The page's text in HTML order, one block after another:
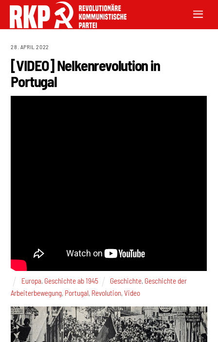
28. APRIL 2022
[VIDEO] Nelkenrevolution in
Portugal
Europa, Geschichte ab 1945 Geschichte, Geschichte der
Arbeiterbewegung, Portugal, Revolution,Video